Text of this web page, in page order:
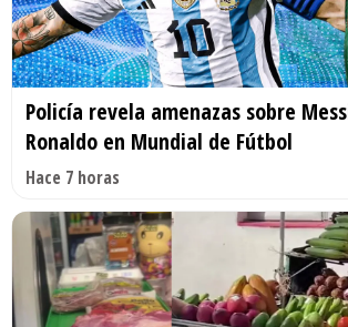
Policía revela amenazas sobre
Ronaldo en Mundial de Fútbol
Hace 7 horas